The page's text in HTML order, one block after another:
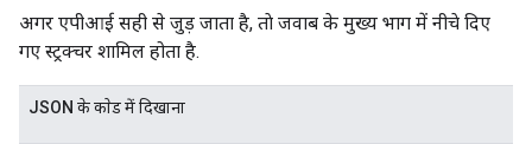
अगर एपीआई सही से जुड़ जाता है, ताे जवाब के मुख्य भाग में नीचे दिए
गए स्ट्रक्चर शामिल होता है.
JSON के काेड में दिखाना